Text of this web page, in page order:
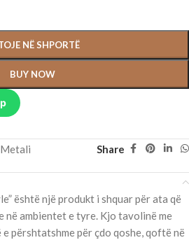
NË SHPORTË
BUY NOW
Share
është një produkt i shquar për ata që
në ambientet e tyre. Kjo tavolinë me
përshtatshme për çdo qoshe, qoftë në